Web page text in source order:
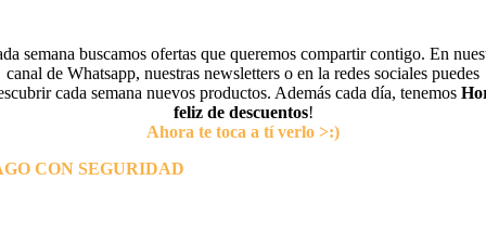
semana buscamos ofertas que queremos compartir contigo. En
canal de Whatsapp, nuestras newsletters o en la redes sociales puedes
cada semana nuevos productos. Además cada día, tenemos
feliz de descuentos!
Ahora te toca a tí verlo >:)
CON SEGURIDAD